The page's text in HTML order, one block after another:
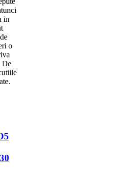
in
o
De